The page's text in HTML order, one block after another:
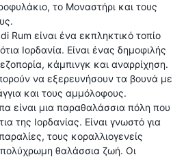
το Μοναστήρι και τους
Rum είναι ένα εκπληκτικό τοπίο
Ιορδανία. Είναι ένας δημοφιλής
κάμπινγκ και αναρρίχηση.
να εξερευνήσουν τα βουνά με
και τους αμμόλοφους.
είναι μια παραθαλάσσια πόλη που
της Ιορδανίας. Είναι γνωστό για
τους κοραλλιογενείς
θαλάσσια ζωή. Οι